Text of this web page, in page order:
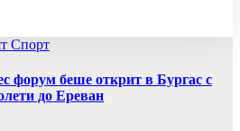
Спорт
форум беше открит в Бургас с
до Ереван